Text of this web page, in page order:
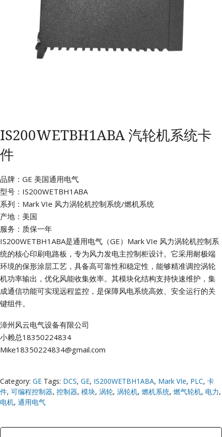
IS200WETBH1ABA 汽轮机系统卡
件
品牌：GE 美国通用电气
型号：IS200WETBH1ABA
系列：Mark VIe 风力涡轮机控制系统/燃机系统
产地：美国
服务：质保一年
IS200WETBH1ABA是通用电气（GE）Mark VIe 风力涡轮机控制系
统的核心印刷电路板，专为风力发电主控制柜设计。它采用耐极端
环境的保形涂层工艺，具备高可靠性和稳定性，能够精准调控涡轮
机功率输出，优化风能收集效率。其模块化结构支持快速维护，集
成通信功能可实现远程监控，是保障风电系统高效、安全运行的关
键组件。
漳州风云电气设备有限公司
小赖总18350224834
Mike18350224834@gmail.com
Category: GE Tags: DCS, GE, IS200WETBH1ABA, Mark VIe, PLC, 卡
件, 可编程控制器, 控制器, 模块, 涡轮, 涡轮机, 燃机系统, 燃气轮机, 电力,
电机, 通用电气